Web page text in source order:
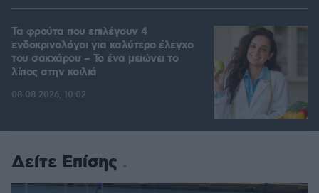
Τα φρούτα που επιλέγουν 4
ενδοκρινολόγοι για καλύτερο έλεγχο
του σακχάρου – Το ένα μειώνει το
λίπος στην κοιλιά
08.08.2026, 10:02
Δείτε Επίσης